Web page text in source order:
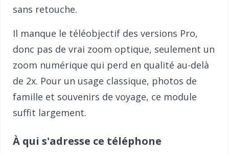
sans retouche.
Il manque le téléobjectif des versions Pro,
donc pas de vrai zoom optique, seulement un
zoom numérique qui perd en qualité au-delà
de 2x. Pour un usage classique, photos de
famille et souvenirs de voyage, ce module
suffit largement.
À qui s'adresse ce téléphone